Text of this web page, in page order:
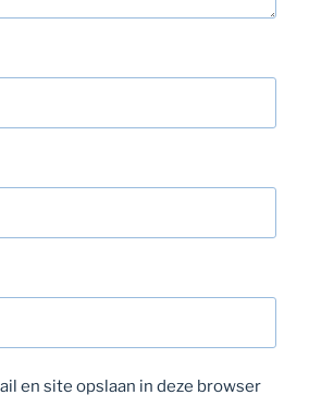
en site opslaan in deze browser